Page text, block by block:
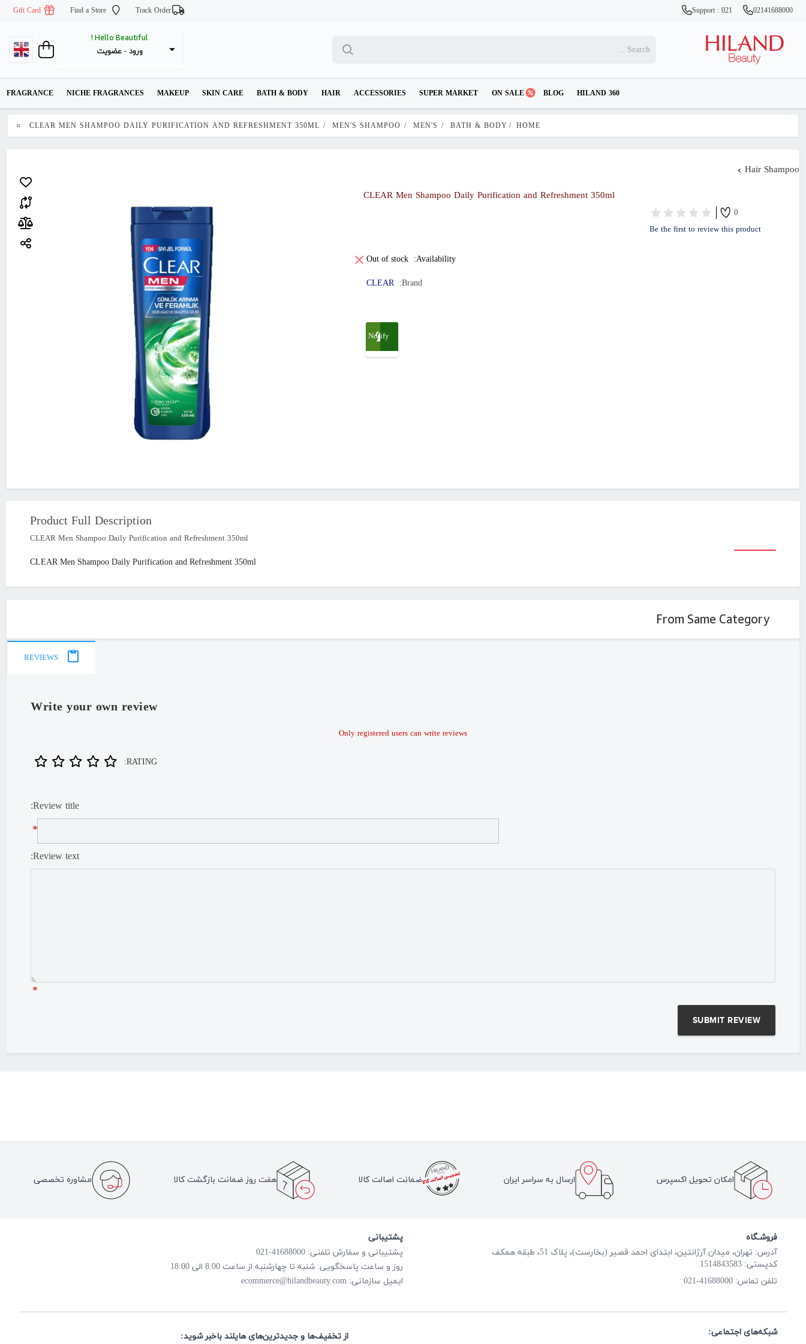
Support : 021 02141688000
Track Order
Find a Store
Gift Card
Hello Beautiful !
ورود - عضویت
FRAGRANCE NICHE FRAGRANCES MAKEUP SKIN CARE BATH & BODY HAIR ACCESSORIES SUPER MARKET ON SALE BLOG HILAND 360
HOME
/
BATH & BODY
/
MEN'S
/
MEN'S SHAMPOO
/
CLEAR MEN SHAMPOO DAILY PURIFICATION AND REFRESHMENT 350ML
Hair Shampoo
CLEAR Men Shampoo Daily Purification and Refreshment 350ml
0
Be the first to review this product
Availability:
Out of stock
Brand:
CLEAR
Notify
Product Full Description
CLEAR Men Shampoo Daily Purification and Refreshment 350ml
CLEAR Men Shampoo Daily Purification and Refreshment 350ml
From Same Category
REVIEWS
Write your own review
Only registered users can write reviews
RATING:
Review title:
*
Review text:
*
امکان تحویل اکسپرس ارسال به سراسر ایران ضمانت اصالت کالا هفت روز ضمانت بازگشت کالا مشاوره تخصصی
فروشـگاه
آدرس: تهران، میدان آرژانتین، ابتدای احمد قصیر (بخارست)، پلاک 51، طبقه همکف
کدپستی: 1514843583
تلفن تماس: 41688000-021
پشتیبانی
پشتیبانی و سفارش تلفنی: 41688000-021
روز و ساعت پاسخگویی: شنبه تا چهارشنبه از ساعت 8:00 الی 18:00
ایمیل سازمانی: ecommerce@hilandbeauty.com
شبکه‌های اجتماعی: از تخفیف‌ها و جدیدترین‌های هایلند باخبر شوید: